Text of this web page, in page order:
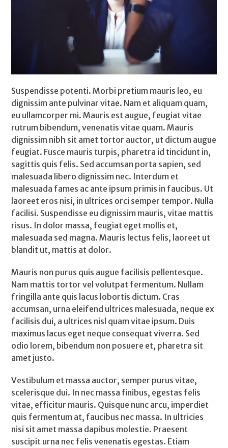
Suspendisse potenti. Morbi pretium mauris leo, eu
dignissim ante pulvinar vitae. Nam et aliquam quam,
eu ullamcorper mi. Mauris est augue, feugiat vitae
rutrum bibendum, venenatis vitae quam. Mauris
dignissim nibh sit amet tortor auctor, ut dictum augue
feugiat. Fusce mauris turpis, pharetra id tincidunt in,
sagittis quis felis. Sed accumsan porta sapien, sed
malesuada libero dignissim nec. Interdum et
malesuada fames ac ante ipsum primis in faucibus. Ut
laoreet eros nisi, in ultrices orci semper tempor. Nulla
facilisi. Suspendisse eu dignissim mauris, vitae mattis
risus. In dolor massa, feugiat eget mollis et,
malesuada sed magna. Mauris lectus felis, laoreet ut
blandit ut, mattis at dolor.
Mauris non purus quis augue facilisis pellentesque.
Nam mattis tortor vel volutpat fermentum. Nullam
fringilla ante quis lacus lobortis dictum. Cras
accumsan, urna eleifend ultrices malesuada, neque ex
facilisis dui, a ultrices nisl quam vitae ipsum. Duis
maximus lacus eget neque consequat viverra. Sed
odio lorem, bibendum non posuere et, pharetra sit
amet justo.
Vestibulum et massa auctor, semper purus vitae,
scelerisque dui. In nec massa finibus, egestas felis
vitae, efficitur mauris. Quisque nunc arcu, imperdiet
quis fermentum at, faucibus nec massa. In ultricies
nisi sit amet massa dapibus molestie. Praesent
suscipit urna nec felis venenatis egestas. Etiam